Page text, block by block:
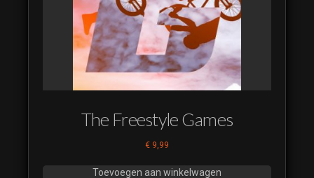
The Freestyle Games
€ 9,99
Toevoegen aan winkelwagen